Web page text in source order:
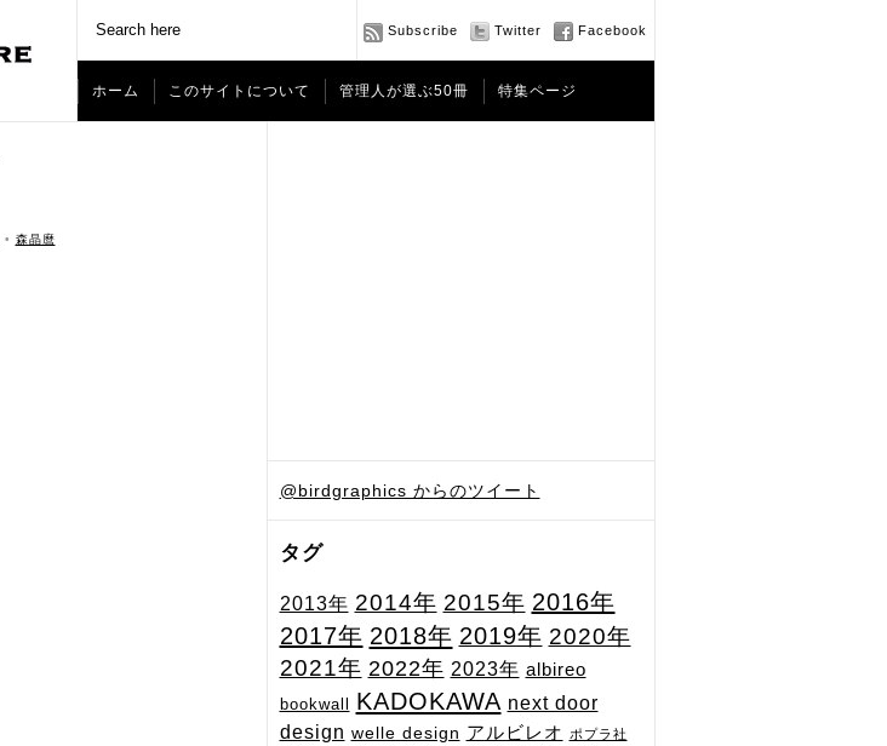
Subscribe Twitter Facebook
ホーム このサイトについて 管理人が選ぶ50冊 特集ページ
@birdgraphics からのツイート
タグ
2013年 2014年 2015年 2016年
2017年 2018年 2019年 2020年
2021年 2022年 2023年 albireo
bookwall KADOKAWA next door
design welle design アルビレオ ポプラ社
• 森晶麿